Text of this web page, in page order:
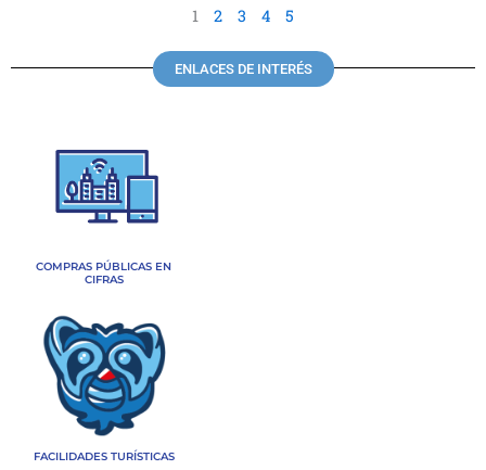
1 2 3 4 5
ENLACES DE INTERÉS
COMPRAS PÚBLICAS EN
CIFRAS
FACILIDADES TURÍSTICAS